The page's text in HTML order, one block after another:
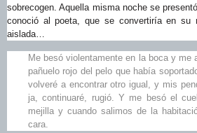
sobrecogen. Aquella misma noche se
conoció al poeta, que se convertiría en su
aislada…
Me besó violentamente en la boca y me
pañuelo rojo del pelo que había
volveré a encontrar otro igual, y mis
ja, continuaré, rugió. Y me besó el
mejilla y cuando salimos de la
cara.